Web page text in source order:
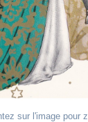
sur l'image pour